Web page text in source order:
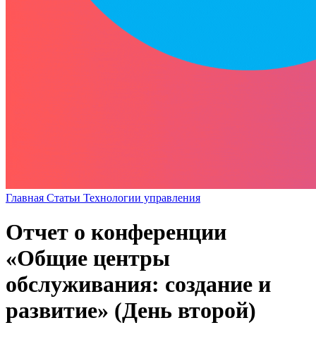
Главная Статьи Технологии управления
Отчет о конференции
«Общие центры
обслуживания: создание и
развитие» (День второй)